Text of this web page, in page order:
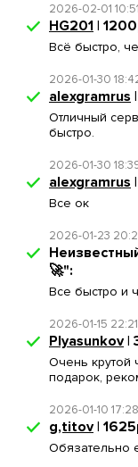
2026-02-01
HG201 |
Всё быстро,
2026-01-30
alexgramrus
Отличный
быстро.
2026-01-30
alexgramrus
Все ок
2026-01-23
🚀":
Все быстро и
2026-01-15
Plyasunkov|
Очень крутой
подарок,
2026-01-10
g,titov|
Обязательно